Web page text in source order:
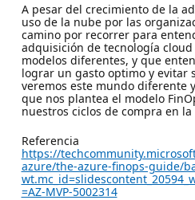
A pesar del crecimiento de la
uso de la nube por las
camino por recorrer para
adquisición de tecnología
modelos diferentes, y que
lograr un gasto optimo y evitar
veremos este mundo diferente
que nos plantea el modelo
nuestros ciclos de compra en la
Referencia
https://
azure/the-azure-finops-guide/
=AZ-MVP-5002314